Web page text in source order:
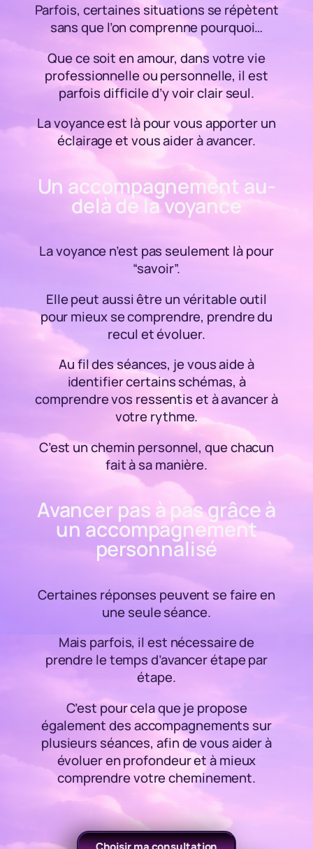
Parfois, certaines situations se répètent
sans que l’on comprenne pourquoi…
Que ce soit en amour, dans votre vie
professionnelle ou personnelle, il est
parfois difficile d’y voir clair seul.
La voyance est là pour vous apporter un
éclairage et vous aider à avancer.
Un accompagnement au-
delà de la voyance
La voyance n’est pas seulement là pour
“savoir”.
Elle peut aussi être un véritable outil
pour mieux se comprendre, prendre du
recul et évoluer.
Au fil des séances, je vous aide à
identifier certains schémas, à
comprendre vos ressentis et à avancer à
votre rythme.
C’est un chemin personnel, que chacun
fait à sa manière.
Avancer pas à pas grâce à
un accompagnement
personnalisé
Certaines réponses peuvent se faire en
une seule séance.
Mais parfois, il est nécessaire de
prendre le temps d’avancer étape par
étape.
C’est pour cela que je propose
également des accompagnements sur
plusieurs séances, afin de vous aider à
évoluer en profondeur et à mieux
comprendre votre cheminement.